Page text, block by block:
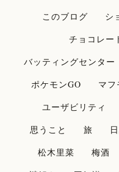
このブログ
シ
チョコレー
バッティングセンター
ポケモンGO
マフ
ユーザビリティ
思うこと
旅
松木里菜
梅酒